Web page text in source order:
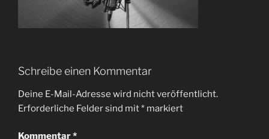
Schreibe einen Kommentar
Deine E-Mail-Adresse wird nicht veröffentlicht.
Erforderliche Felder sind mit* markiert
Kommentar*